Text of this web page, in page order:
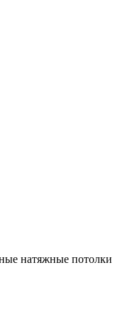
натяжные потолки